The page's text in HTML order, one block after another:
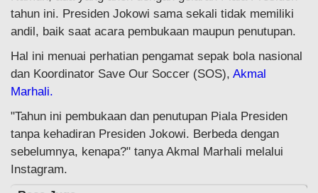
tahun ini. Presiden Jokowi sama sekali tidak memiliki
andil, baik saat acara pembukaan maupun penutupan.
Hal ini menuai perhatian pengamat sepak bola nasional
dan Koordinator Save Our Soccer (SOS), Akmal
Marhali.
"Tahun ini pembukaan dan penutupan Piala Presiden
tanpa kehadiran Presiden Jokowi. Berbeda dengan
sebelumnya, kenapa?" tanya Akmal Marhali melalui
Instagram.